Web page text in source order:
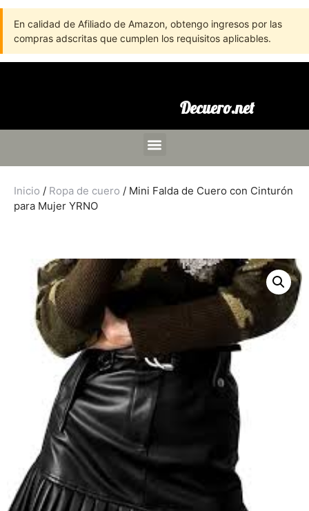
En calidad de Afiliado de Amazon, obtengo ingresos por las
compras adscritas que cumplen los requisitos aplicables.
Decuero.net
Inicio / Ropa de cuero / Mini Falda de Cuero con Cinturón
para Mujer YRNO